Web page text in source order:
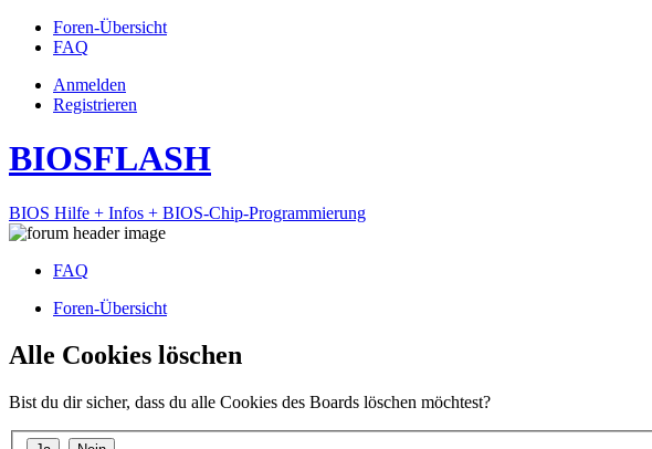
Foren-Übersicht
FAQ
Anmelden
Registrieren
BIOSFLASH
BIOS Hilfe + Infos + BIOS-Chip-Programmierung
FAQ
Foren-Übersicht
Alle Cookies löschen
Bist du dir sicher, dass du alle Cookies des Boards löschen möchtest?